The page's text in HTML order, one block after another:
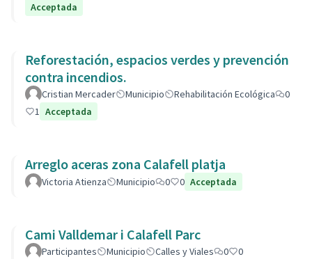
Acceptada
Reforestación, espacios verdes y prevención
contra incendios.
Cristian Mercader Municipio Rehabilitación Ecológica
0
1 Acceptada
Arreglo aceras zona Calafell platja
Victoria Atienza Municipio 0 0 Acceptada
Cami Valldemar i Calafell Parc
Participantes Municipio Calles y Viales 0
0